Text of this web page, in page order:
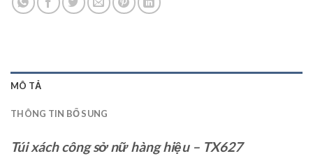
MÔ TẢ
THÔNG TIN BỔ SUNG
Túi xách công sở nữ hàng hiệu – TX627